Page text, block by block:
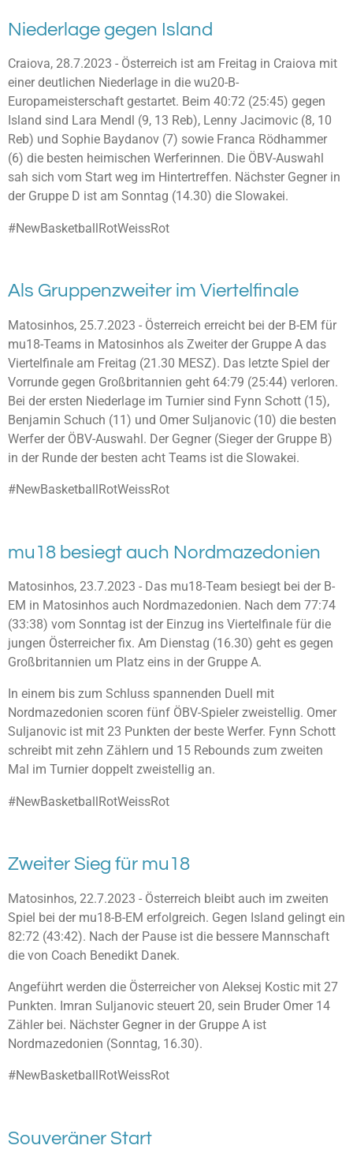
Niederlage gegen Island
Craiova, 28.7.2023 - Österreich ist am Freitag in Craiova mit
einer deutlichen Niederlage in die wu20-B-
Europameisterschaft gestartet. Beim 40:72 (25:45) gegen
Island sind Lara Mendl (9, 13 Reb), Lenny Jacimovic (8, 10
Reb) und Sophie Baydanov (7) sowie Franca Rödhammer
(6) die besten heimischen Werferinnen. Die ÖBV-Auswahl
sah sich vom Start weg im Hintertreffen. Nächster Gegner in
der Gruppe D ist am Sonntag (14.30) die Slowakei.
#NewBasketballRotWeissRot
Als Gruppenzweiter im Viertelfinale
Matosinhos, 25.7.2023 - Österreich erreicht bei der B-EM für
mu18-Teams in Matosinhos als Zweiter der Gruppe A das
Viertelfinale am Freitag (21.30 MESZ). Das letzte Spiel der
Vorrunde gegen Großbritannien geht 64:79 (25:44) verloren.
Bei der ersten Niederlage im Turnier sind Fynn Schott (15),
Benjamin Schuch (11) und Omer Suljanovic (10) die besten
Werferder ÖBV-Auswahl. Der Gegner (Sieger der Gruppe B)
in der Runde der besten acht Teams ist die Slowakei.
#NewBasketballRotWeissRot
mu18 besiegt auch Nordmazedonien
Matosinhos, 23.7.2023 - Das mu18-Team besiegt bei der B-
EM in Matosinhos auch Nordmazedonien. Nach dem 77:74
(33:38) vom Sonntag ist der Einzug ins Viertelfinale für die
jungen Österreicher fix. Am Dienstag (16.30) geht es gegen
Großbritannien um Platz eins in der Gruppe A.
In einem bis zum Schluss spannenden Duell mit
Nordmazedonien scoren fünf ÖBV-Spieler zweistellig. Omer
Suljanovic ist mit 23 Punkten der beste Werfer. Fynn Schott
schreibt mit zehn Zählern und 15 Rebounds zum zweiten
Mal im Turnier doppelt zweistellig an.
#NewBasketballRotWeissRot
Zweiter Sieg für mu18
Matosinhos, 22.7.2023 - Österreich bleibt auch im zweiten
Spiel bei der mu18-B-EM erfolgreich. Gegen Island gelingt ein
82:72 (43:42). Nach der Pause ist die bessere Mannschaft
die von Coach Benedikt Danek.
Angeführt werden die Österreicher von Aleksej Kostic mit 27
Punkten. Imran Suljanovic steuert 20, sein Bruder Omer 14
Zähler bei. Nächster Gegner in der Gruppe A ist
Nordmazedonien (Sonntag, 16.30).
#NewBasketballRotWeissRot
Souveräner Start